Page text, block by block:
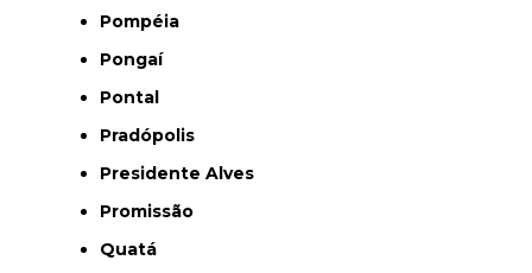
Pompéia
Pongaí
Pontal
Pradópolis
Presidente Alves
Promissão
Quatá